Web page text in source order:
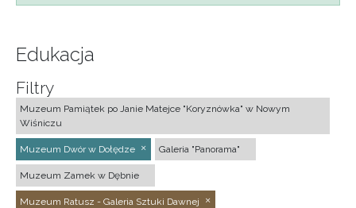
Edukacja
Filtry
Muzeum Pamiątek po Janie Matejce "Koryznówka" w Nowym
Wiśniczu
Muzeum Dwór w Dołędze Galeria "Panorama"
Muzeum Zamek w Dębnie
Muzeum Ratusz - Galeria Sztuki Dawnej